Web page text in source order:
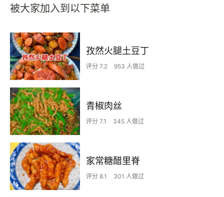
被大家加入到以下菜单
孜然火腿土豆丁
评分 7.2 953 人做过
青椒肉丝
评分 7.1 345 人做过
家常糖醋里脊
评分 8.1 301 人做过